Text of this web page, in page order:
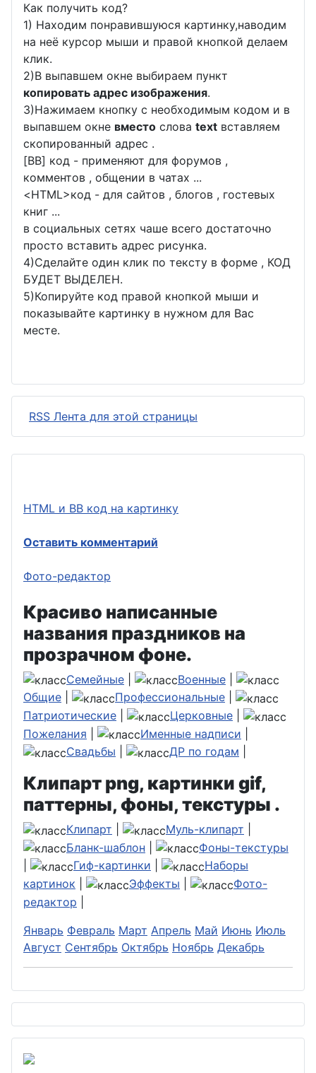
Как получить код?
1) Находим понравившуюся картинку,наводим
на неё курсор мыши и правой кнопкой делаем
клик.
2)В выпавшем окне выбираем пункт
копировать адрес изображения.
3)Нажимаем кнопку с необходимым кодом и в
выпавшем окне вместо слова text вставляем
скопированный адрес .
[BB] код - применяют для форумов ,
комментов , общении в чатах ...
<HTML>код - для сайтов , блогов , гостевых
книг ...
в социальных сетях чаше всего достаточно
просто вставить адрес рисунка.
4)Сделайте один клик по тексту в форме , КОД
БУДЕТ ВЫДЕЛЕН.
5)Копируйте код правой кнопкой мыши и
показывайте картинку в нужном для Вас
месте.
RSS Лента для этой страницы
HTML и BB код на картинку
Оставить комментарий
Фото-редактор
Красиво написанные
названия праздников на
прозрачном фоне.
Семейные Военные
Общие
Профессиональные
Патриотические
Церковные
Пожелания
Именные надписи
Свадьбы
ДР по годам
Клипарт png, картинки gif,
паттерны, фоны, текстуры .
Клипарт Муль-клипарт
Бланк-шаблон
Фоны-текстуры
Гиф-картинки
Наборы
картинок
Эффекты
Фото-
редактор
Январь Февраль Март Апрель Май Июнь Июль
Август Сентябрь Октябрь Ноябрь Декабрь